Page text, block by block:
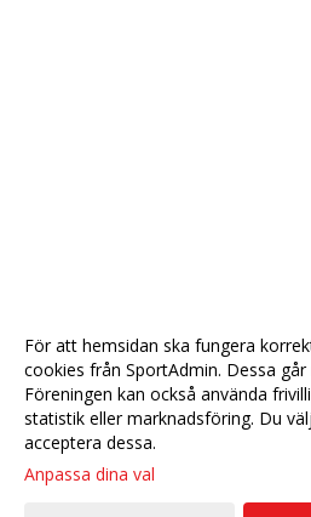
För att hemsidan ska fungera
cookies från SportAdmin. Dessa
Föreningen kan också använda
statistik eller marknadsföring. Du
acceptera dessa.
Anpassa dina val